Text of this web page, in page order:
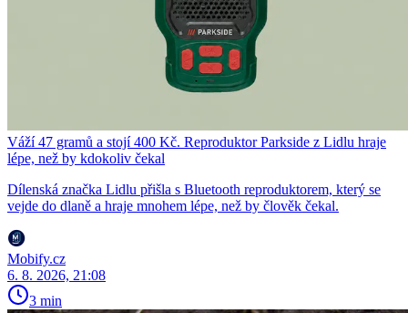
Váží 47 gramů a stojí 400 Kč. Reproduktor Parkside z Lidlu hraje
lépe, než by kdokoliv čekal
Dílenská značka Lidlu přišla s Bluetooth reproduktorem, který se
vejde do dlaně a hraje mnohem lépe, než by člověk čekal.
Mobify.cz
6. 8. 2026, 21:08
3 min